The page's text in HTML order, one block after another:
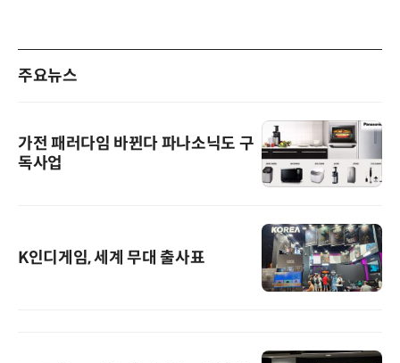
주요뉴스
가전 패러다임 바뀐다 파나소닉도 구
독사업
K인디게임, 세계 무대 출사표